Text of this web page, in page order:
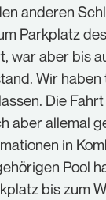
anderen
Parkplatz des
war aber bis
Wir
Die
aber allemal
in
Pool
bis zum